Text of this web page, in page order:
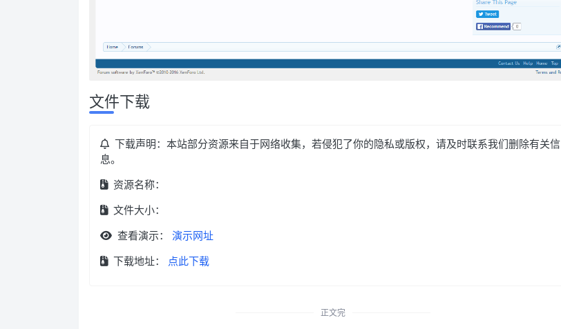
文件下载
下载声明：本站部分资源来自于网络收集，若侵犯了你的隐私或版权，请及时联系我们删除有关信
息。
资源名称：
文件大小：
查看演示：
演示网址
下载地址：
点此下载
正文完